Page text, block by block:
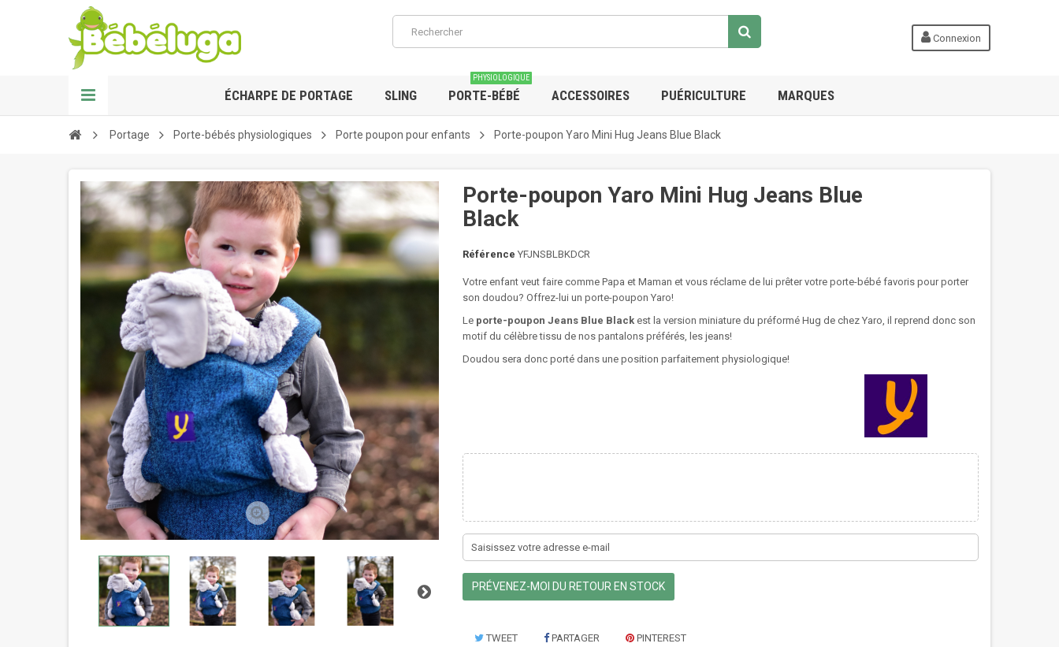
Connexion
ÉCHARPE DE PORTAGE SLING PORTE-BÉBÉ
PHYSIOLOGIQUE
ACCESSOIRES PUÉRICULTURE MARQUES
Portage Porte-bébés physiologiques Porte poupon pour enfants Porte-poupon Yaro Mini Hug Jeans Blue Black
Porte-poupon Yaro Mini Hug Jeans Blue
Black
Référence YFJNSBLBKDCR
Votre enfant veut faire comme Papa et Maman et vous réclame de lui prêter votre porte-bébé favoris pour porter
son doudou? Offrez-lui un porte-poupon Yaro!
Le porte-poupon Jeans Blue Black est la version miniature du préformé Hug de chez Yaro, il reprend donc son
motif du célèbre tissu de nos pantalons préférés, les jeans!
Doudou sera donc porté dans une position parfaitement physiologique!
PRÉVENEZ-MOI DU RETOUR EN STOCK
TWEET PARTAGER PINTEREST